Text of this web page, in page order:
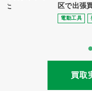
た
区で出張
電動⼯具
買取